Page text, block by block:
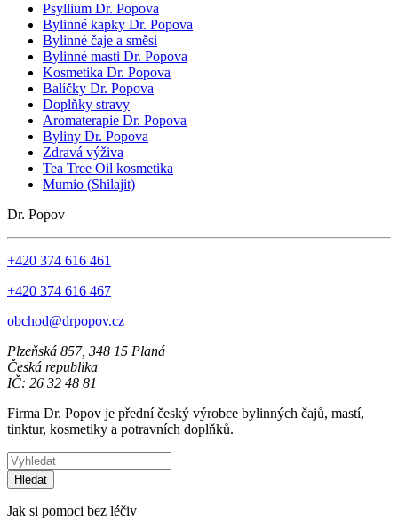
Psyllium Dr. Popova
Bylinné kapky Dr. Popova
Bylinné čaje a směsi
Bylinné masti Dr. Popova
Kosmetika Dr. Popova
Balíčky Dr. Popova
Doplňky stravy
Aromaterapie Dr. Popova
Byliny Dr. Popova
Zdravá výživa
Tea Tree Oil kosmetika
Mumio (Shilajit)
Dr. Popov
+420 374 616 461
+420 374 616 467
obchod@drpopov.cz
Plzeňská 857, 348 15 Planá
Česká republika
IČ: 26 32 48 81
Firma Dr. Popov je přední český výrobce bylinných čajů, mastí,
tinktur, kosmetiky a potravních doplňků.
Hledat
Jak si pomoci bez léčiv